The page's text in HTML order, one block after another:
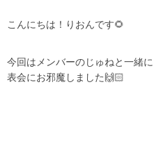
こんにちは！りおんです🌻
今回はメンバーのじゅねと一緒
表会にお邪魔しました🙌🏻